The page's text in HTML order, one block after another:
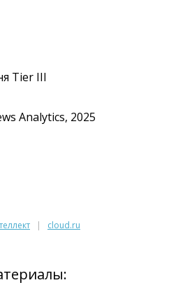
Tier III
Analytics, 2025
cloud.ru